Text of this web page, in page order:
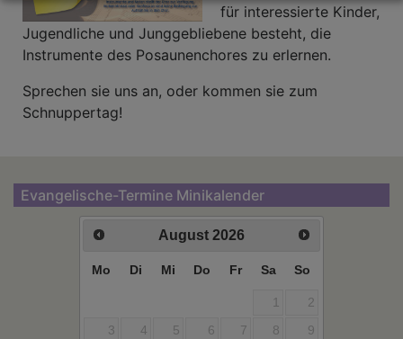
für interessierte Kinder,
Jugendliche und Junggebliebene besteht, die
Instrumente des Posaunenchores zu erlernen.
Sprechen sie uns an, oder kommen sie zum
Schnuppertag!
Evangelische-Termine Minikalender
August 2026
Mo Di Mi Do Fr Sa So
1
2
3
4 5 6 7 8
9